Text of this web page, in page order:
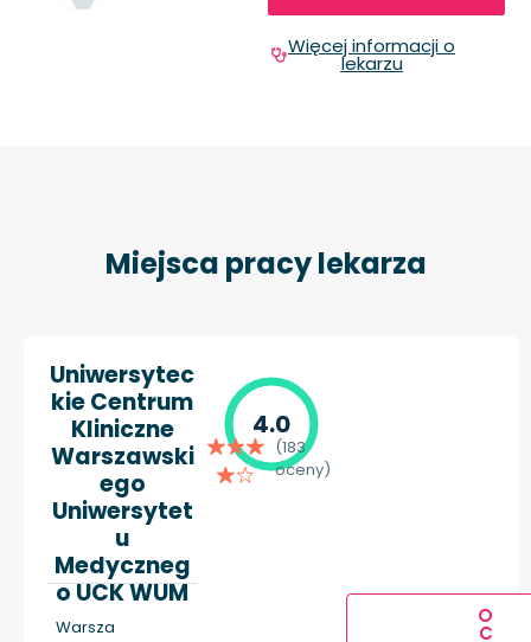
Więcej informacji o
lekarzu
Miejsca pracy lekarza
Uniwersytec
kie Centrum
Kliniczne
Warszawski
ego
Uniwersytet
u
Medyczneg
o UCK WUM
Warsza
4.0
(183
oceny)
O
C